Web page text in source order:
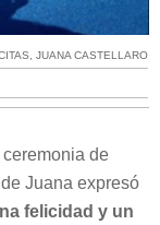
JUANA CASTELLARO
de
Juana expresó
felicidad y un